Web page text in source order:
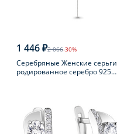
1 446 ₽2 066-30%
Серебряные Женские серьги
родированное серебро 925